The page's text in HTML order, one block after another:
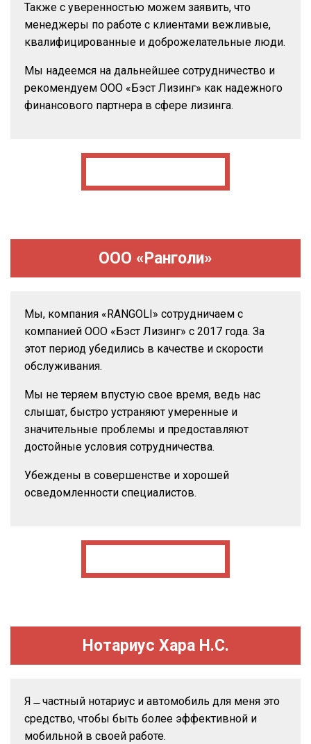
Также с уверенностью можем заявить, что
менеджеры по работе с клиентами вежливые,
квалифицированные и доброжелательные люди.
Мы надеемся на дальнейшее сотрудничество и
рекомендуем ООО «Бэст Лизинг» как надежного
финансового партнера в сфере лизинга.
ООО «Ранголи»
Мы, компания «RANGOLI» сотрудничаем с
компанией ООО «Бэст Лизинг» с 2017 года. За
этот период убедились в качестве и скорости
обслуживания.
Мы не теряем впустую свое время, ведь нас
слышат, быстро устраняют умеренные и
значительные проблемы и предоставляют
достойные условия сотрудничества.
Убеждены в совершенстве и хорошей
осведомленности специалистов.
Нотариус Хара Н.С.
Я ̶ частный нотариус и автомобиль для меня это
средство, чтобы быть более эффективной и
мобильной в своей работе.